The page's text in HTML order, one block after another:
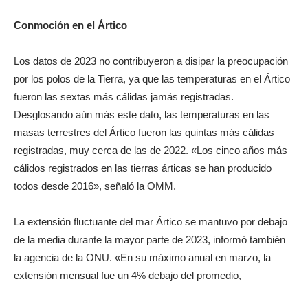
Conmoción en el Ártico
Los datos de 2023 no contribuyeron a disipar la preocupación
por los polos de la Tierra, ya que las temperaturas en el Ártico
fueron las sextas más cálidas jamás registradas.
Desglosando aún más este dato, las temperaturas en las
masas terrestres del Ártico fueron las quintas más cálidas
registradas, muy cerca de las de 2022. «Los cinco años más
cálidos registrados en las tierras árticas se han producido
todos desde 2016», señaló la OMM.
La extensión fluctuante del mar Ártico se mantuvo por debajo
de la media durante la mayor parte de 2023, informó también
la agencia de la ONU. «En su máximo anual en marzo, la
extensión mensual fue un 4% debajo del promedio,